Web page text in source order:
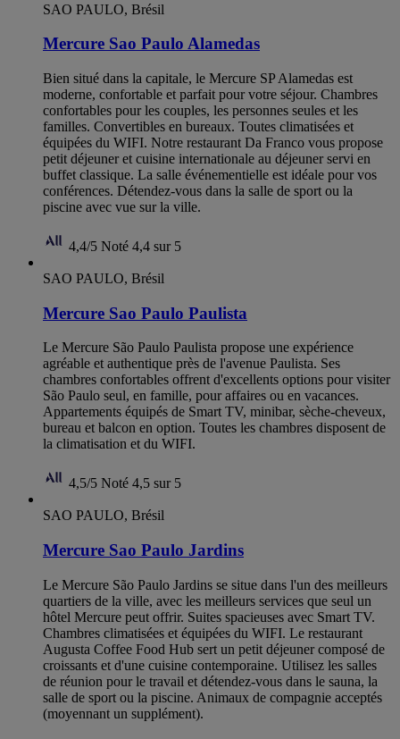
SAO PAULO, Brésil
Mercure Sao Paulo Alamedas
Bien situé dans la capitale, le Mercure SP Alamedas est
moderne, confortable et parfait pour votre séjour. Chambres
confortables pour les couples, les personnes seules et les
familles. Convertibles en bureaux. Toutes climatisées et
équipées du WIFI. Notre restaurant Da Franco vous propose
petit déjeuner et cuisine internationale au déjeuner servi en
buffet classique. La salle événementielle est idéale pour vos
conférences. Détendez-vous dans la salle de sport ou la
piscine avec vue sur la ville.
4,4/5 Noté 4,4 sur 5
SAO PAULO, Brésil
Mercure Sao Paulo Paulista
Le Mercure São Paulo Paulista propose une expérience
agréable et authentique près de l'avenue Paulista. Ses
chambres confortables offrent d'excellents options pour visiter
São Paulo seul, en famille, pour affaires ou en vacances.
Appartements équipés de Smart TV, minibar, sèche-cheveux,
bureau et balcon en option. Toutes les chambres disposent de
la climatisation et du WIFI.
4,5/5 Noté 4,5 sur 5
SAO PAULO, Brésil
Mercure Sao Paulo Jardins
Le Mercure São Paulo Jardins se situe dans l'un des meilleurs
quartiers de la ville, avec les meilleurs services que seul un
hôtel Mercure peut offrir. Suites spacieuses avec Smart TV.
Chambres climatisées et équipées du WIFI. Le restaurant
Augusta Coffee Food Hub sert un petit déjeuner composé de
croissants et d'une cuisine contemporaine. Utilisez les salles
de réunion pour le travail et détendez-vous dans le sauna, la
salle de sport ou la piscine. Animaux de compagnie acceptés
(moyennant un supplément).